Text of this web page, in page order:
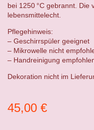
45,00 €
bei 1250 °C gebrannt. Die
lebensmittelecht.
Pflegehinweis:
– Geschirrspüler geeignet
– Mikrowelle nicht
– Handreinigung
Dekoration nicht im